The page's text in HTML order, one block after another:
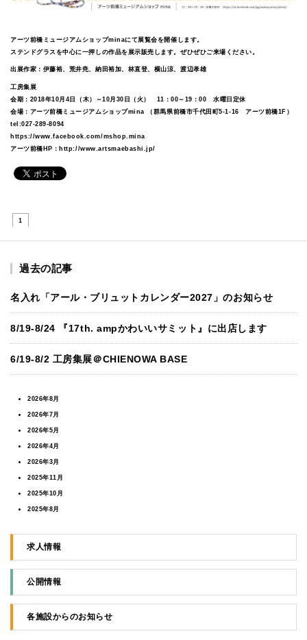
アーツ前橋ミュージアムショップminaにて展覧会を開催します。
ステンドグラスを中心に一押しの作品を展示販売します。ぜひぜひご来場ください。
出展作家：伊藤裕、荒井尭、納田裕加、林直登、横山涼、渡辺孝雄
工房集展
会期：2018年10月4日（木）～10月30日（火） 11：00～19：00 水曜日定休
会場：アーツ前橋ミュージアムショップmina （群馬県前橋市千代田町5-1-16 アーツ前橋1F）
tel:027-289-8094
https://www.facebook.com/mshop.mina
アーツ前橋HP： http://www.artsmaebashi.jp/
1
過去の記事
名入れ「アール・ブリュットカレンダー2027」のお知らせ
8/19-8/24 『17th. ampかわいいサミット』に出店します
6/19-8/2 工房集展＠CHIENOWA BASE
2026年8月
2026年7月
2026年5月
2026年4月
2026年3月
2025年11月
2025年10月
2025年8月
2024年1月
2023年10月
2023年9月
求人情報
公開情報
各施設からのお知らせ